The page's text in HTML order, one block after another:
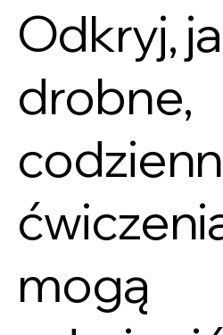
Odkryj,
drobne,
mogą